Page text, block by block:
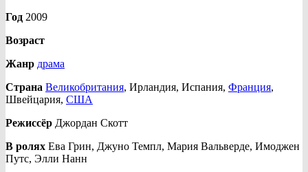
Год 2009
Возраст
Жанр драма
Страна Великобритания, Ирландия, Испания, Франция,
Швейцария, США
Режиссёр Джордан Скотт
В ролях Ева Грин, Джуно Темпл, Мария Вальверде, Имоджен
Путс, Элли Нанн